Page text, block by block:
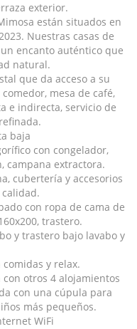
exterior.
están situados en
Nuestras casas de
encanto auténtico que
natural.
que da acceso a su
mesa de café,
e indirecta, servicio de
baja
con congelador,
campana extractora.
cubertería y accesorios
con ropa de cama de
trastero.
y trastero bajo lavabo y
y relax.
otros 4 alojamientos
con una cúpula para
más pequeños.
WiFi